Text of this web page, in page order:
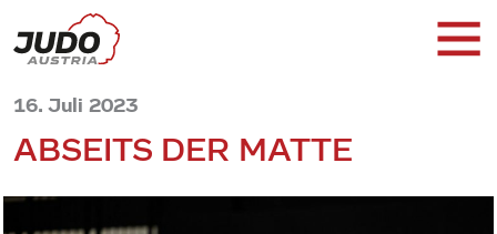
16. Juli 2023
ABSEITS DER MATTE